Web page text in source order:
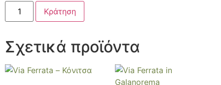
Κράτηση
Σχετικά προϊόντα